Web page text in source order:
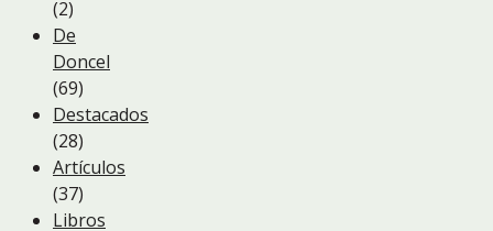
(2)
De
Doncel
(69)
Destacados
(28)
Artículos
(37)
Libros